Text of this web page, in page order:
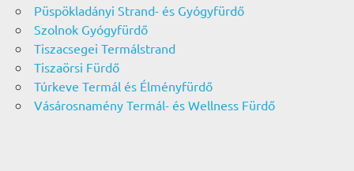
Püspökladányi Strand- és Gyógyfürdő
Szolnok Gyógyfürdő
Tiszacsegei Termálstrand
Tiszaörsi Fürdő
Túrkeve Termál és Élményfürdő
Vásárosnamény Termál- és Wellness Fürdő